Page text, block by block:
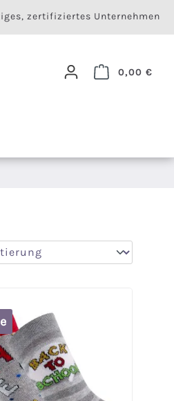
zertifiziertes Unternehmen
0,00 €